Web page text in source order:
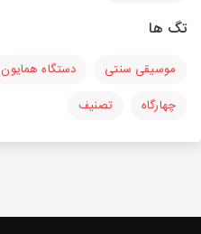
تگ ها
موسیقی سنتی دستگاه همایون
چهارگاه
تصنیف